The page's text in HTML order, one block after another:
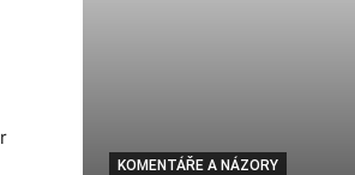
KOMENTÁŘE A NÁZORY